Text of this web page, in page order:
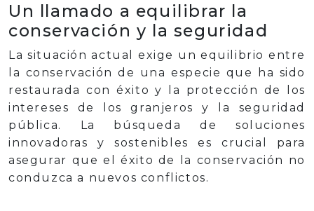
Un llamado a equilibrar la
conservación y la seguridad
La situación actual exige un equilibrio entre
la conservación de una especie que ha sido
restaurada con éxito y la protección de los
intereses de los granjeros y la seguridad
pública. La búsqueda de soluciones
innovadoras y sostenibles es crucial para
asegurar que el éxito de la conservación no
conduzca a nuevos conflictos.